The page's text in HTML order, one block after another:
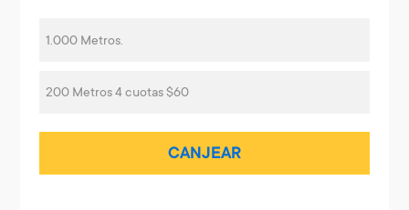
1.000 Metros.
200 Metros 4 cuotas $60
CANJEAR